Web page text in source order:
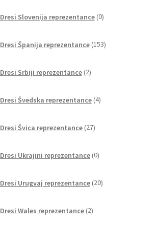
Dresi Slovenija reprezentance 0izdelkov
Dresi Španija reprezentance 153izdelkov
Dresi Srbiji reprezentance 2izdelka
Dresi Švedska reprezentance 4izdelki
Dresi Švica reprezentance 27izdelkov
Dresi Ukrajini reprezentance 0izdelkov
Dresi Urugvaj reprezentance 20izdelkov
Dresi Wales reprezentance 2izdelka